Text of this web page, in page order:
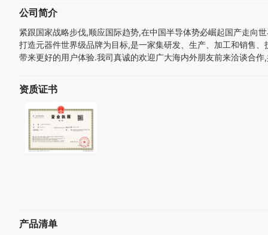
公司简介
紧跟国家战略步伐,顺应国际趋势,在中国半导体势必崛起国产走向
打造元器件世界级品牌为目标,是一家集研发、生产、加工和销售
带来更好的用户体验.我司真诚的欢迎广大海内外朋友前来洽谈合
资质证书
产品清单